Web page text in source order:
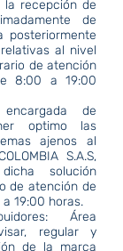
recepción de
de
posteriormente
al nivel
de atención
8:00 a 19:00
de
optimo las
ajenos al
S.A.S,
solución
de atención de
19:00 horas.
Área
regular y
de la marca